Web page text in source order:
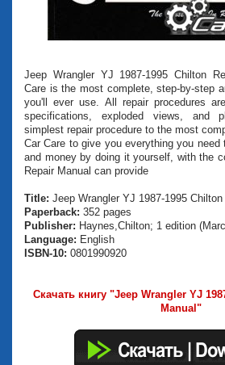
Jeep Wrangler YJ 1987-1995 Chilton
Care is the most complete, step-by-step
you'll ever use. All repair procedures
specifications, exploded views, and
simplest repair procedure to the most
Car Care to give you everything you
and money by doing it yourself, with the
Repair Manual can provide
Title: Jeep Wrangler YJ 1987-1995 Chilton
Paperback: 352 pages
Publisher: Haynes,Chilton; 1 edition
Language: English
ISBN-10: 0801990920
Скачать книгу "Jeep Wrangler YJ
Manual"